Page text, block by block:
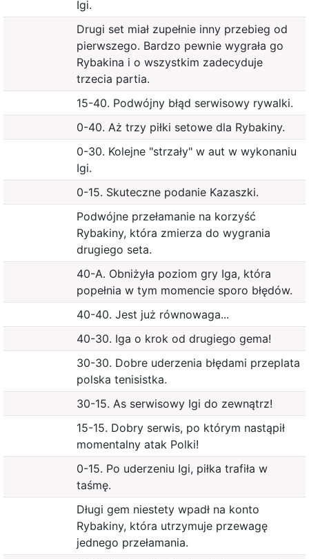
Igi.
Drugi set miał zupełnie inny przebieg od
pierwszego. Bardzo pewnie wygrała go
Rybakina i o wszystkim zadecyduje
trzecia partia.
15-40. Podwójny błąd serwisowy rywalki.
0-40. Aż trzy piłki setowe dla Rybakiny.
0-30. Kolejne "strzały" w aut w wykonaniu
Igi.
0-15. Skuteczne podanie Kazaszki.
Podwójne przełamanie na korzyść
Rybakiny, która zmierza do wygrania
drugiego seta.
40-A. Obniżyła poziom gry Iga, która
popełnia w tym momencie sporo błędów.
40-40. Jest już równowaga...
40-30. Iga o krok od drugiego gema!
30-30. Dobre uderzenia błędami przeplata
polska tenisistka.
30-15. As serwisowy Igi do zewnątrz!
15-15. Dobry serwis, po którym nastąpił
momentalny atak Polki!
0-15. Po uderzeniu Igi, piłka trafiła w
taśmę.
Długi gem niestety wpadł na konto
Rybakiny, która utrzymuje przewagę
jednego przełamania.